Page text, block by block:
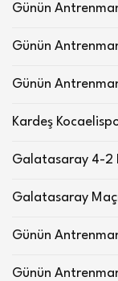
Günün
Günün
Günün
Kardeş
Galatasaray 4-2
Galatasaray Maçı
Günün
Günün